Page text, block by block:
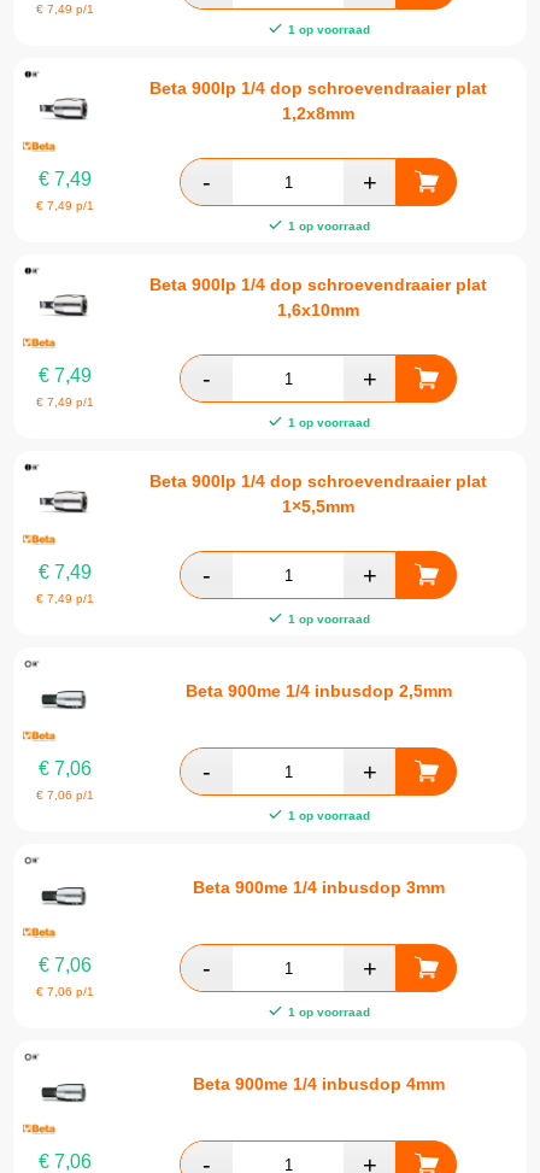
€7,49 p/1
1 op voorraad
Beta 900lp 1/4 dop schroevendraaier plat
1,2x8mm
€ 7,49
€7,49 p/1
1 op voorraad
Beta 900lp 1/4 dop schroevendraaier plat
1,6x10mm
€ 7,49
€7,49 p/1
1 op voorraad
Beta 900lp 1/4 dop schroevendraaier plat
1×5,5mm
€ 7,49
€7,49 p/1
1 op voorraad
Beta 900me 1/4 inbusdop 2,5mm
€ 7,06
€7,06 p/1
1 op voorraad
Beta 900me 1/4 inbusdop 3mm
€ 7,06
€7,06 p/1
1 op voorraad
Beta 900me 1/4 inbusdop 4mm
€ 7,06